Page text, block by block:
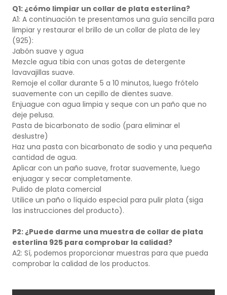
Q1: ¿cómo limpiar un collar de plata esterlina?
A1: A continuación te presentamos una guía sencilla para
limpiar y restaurar el brillo de un collar de plata de ley
(925):
Jabón suave y agua
Mezcle agua tibia con unas gotas de detergente
lavavajillas suave.
Remoje el collar durante 5 a 10 minutos, luego frótelo
suavemente con un cepillo de dientes suave.
Enjuague con agua limpia y seque con un paño que no
deje pelusa.
Pasta de bicarbonato de sodio (para eliminar el
deslustre)
Haz una pasta con bicarbonato de sodio y una pequeña
cantidad de agua.
Aplicar con un paño suave, frotar suavemente, luego
enjuagar y secar completamente.
Pulido de plata comercial
Utilice un paño o líquido especial para pulir plata (siga
las instrucciones del producto).
P2: ¿Puede darme una muestra de collar de plata
esterlina 925 para comprobar la calidad?
A2: Sí, podemos proporcionar muestras para que pueda
comprobar la calidad de los productos.